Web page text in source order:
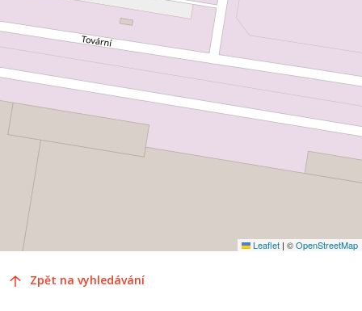
Leaflet | ©OpenStreetMap
Zpět na vyhledávání